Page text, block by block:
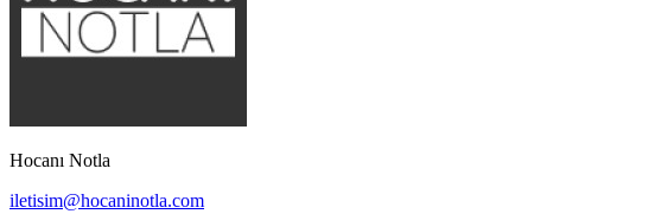
Hocanı Notla
iletisim@hocaninotla.com